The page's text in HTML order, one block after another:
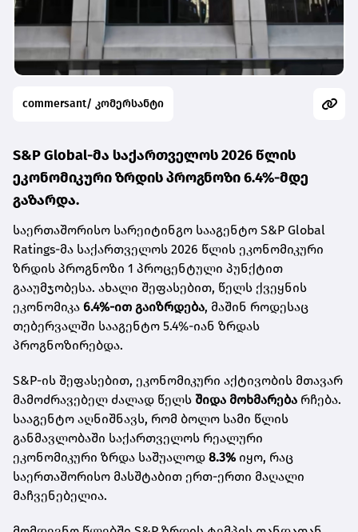
commersant/ კომერსანტი
S&P Global-მა საქართველოს 2026 წლის
ეკონომიკური ზრდის პროგნოზი 6.4%-მდე
გაზარდა.
საერთაშორისო სარეიტინგო სააგენტო S&P Global
Ratings-მა საქართველოს 2026 წლის ეკონომიკური
ზრდის პროგნოზი 1 პროცენტული პუნქტით
გააუმჯობესა. ახალი შეფასებით, წელს ქვეყნის
ეკონომიკა 6.4%-ით გაიზრდება, მაშინ როდესაც
თებერვალში სააგენტო 5.4%-იან ზრდას
პროგნოზირებდა.
S&P-ის შეფასებით, ეკონომიკური აქტივობის მთავარ
მამოძრავებელ ძალად წელს შიდა მოხმარება რჩება.
სააგენტო აღნიშნავს, რომ ბოლო სამი წლის
განმავლობაში საქართველოს რეალური
ეკონომიკური ზრდა საშუალოდ 8.3% იყო, რაც
საერთაშორისო მასშტაბით ერთ-ერთი მაღალი
მაჩვენებელია.